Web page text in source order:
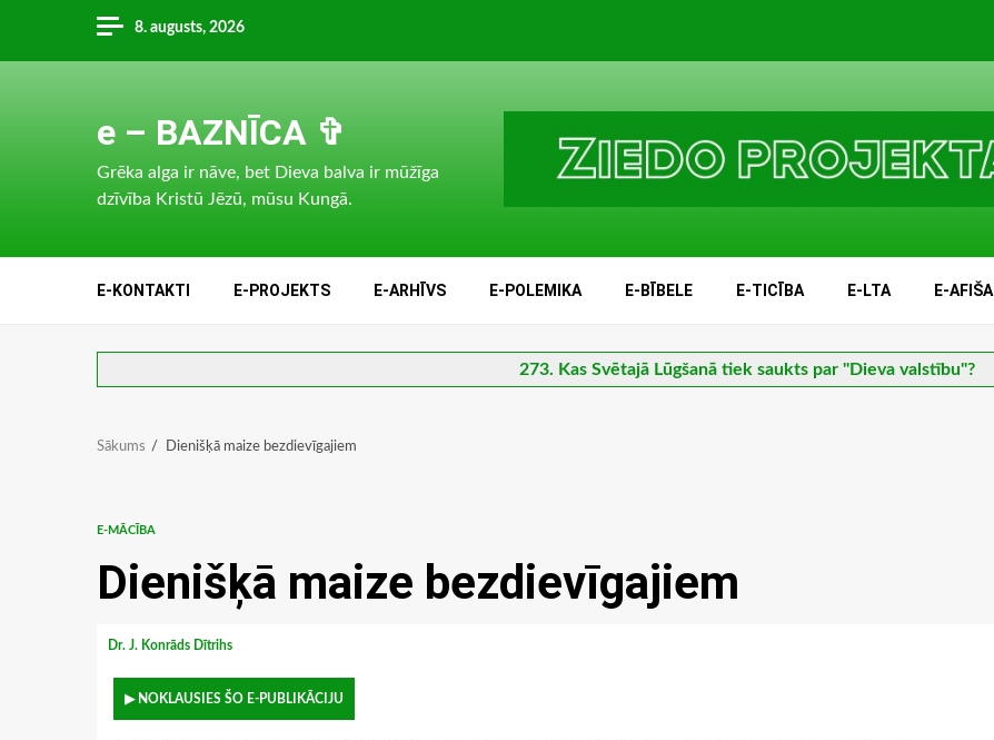
content
8. augusts, 2026
e – BAZNĪCA ✞
Grēka alga ir nāve, bet Dieva balva ir mūžīga
dzīvība Kristū Jēzū, mūsu Kungā.
E-KONTAKTI E-PROJEKTS E-ARHĪVS E-POLEMIKA E-BĪBELE E-TICĪBA E-LTA E-AFIŠA
273. Kas Svētajā Lūgšanā tiek saukts par "Dieva valstību"?
Sākums Dienišķā maize bezdievīgajiem
E-MĀCĪBA
Dienišķā maize bezdievīgajiem
Dr. J. Konrāds Dītrihs
▶ NOKLAUSIES ŠO E-PUBLIKĀCIJU